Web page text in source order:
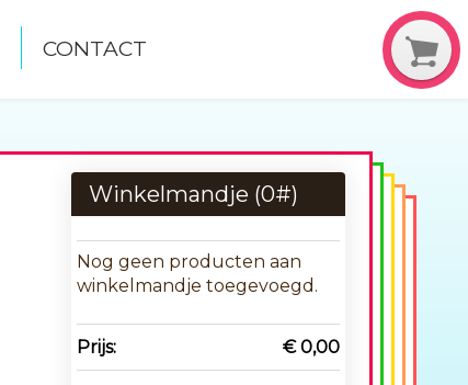
CONTACT
Winkelmandje (0#)
Nog geen producten aan
winkelmandje toegevoegd.
Prijs: € 0,00